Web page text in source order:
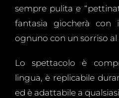
sempre pulita e
fantasia giocherà con
ognuno con un sorriso al
Lo spettacolo è
lingua, è replicabile
ed è adattabile a